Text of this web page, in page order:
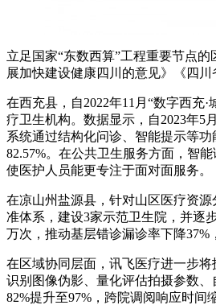
立足国家“东数西算”工程重要节点
展加快建设健康四川的意见》《四
在西充县，自2022年11月“数字西充
疗卫生机构。数据显示，自2023年5
系统通过结构化问诊、智能提示等
82.57%。在公共卫生服务方面，智
使医护人员能更专注于面对面服务。
在凉山州盐源县，针对山区医疗资源
准体系，建设3家示范卫生院，并逐
万次，推动基层错诊漏诊率下降37%
在区域协同层面，讯飞医疗进一步
识别图像伪影、量化评估拍摄参数
82%提升至97%，跨院调阅响应时间